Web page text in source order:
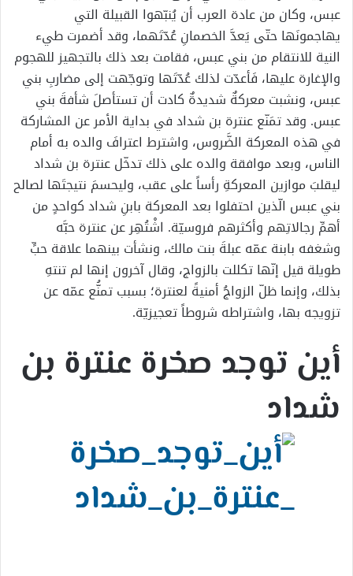
عبس، وكان من عادة العرب أن يُنبّهوا القبيلة التي
يهاجمونَها حتّى يَعدَّ الخصمانِ عُدّتَهما، وقد أضمرت طيء
النية للانتقام من بني عبس، فقامت بعد ذلك بالتجهيز للهجوم
والإغارة عليها، فَأعدّت لذلك عُدّتَها وتوجّهت إلى مضاربِ بني
عبس، ونشبت معركةٌ شديدةٌ كادت أن تستأصلَ شأفةَ بني
عبس. وقد تمَنّع عنترة بن شداد في بداية الأمر عن المشاركة
في هذه المعركة الضَّروس، واشترط اعترافَ والده به أمام
الناس، وبعد موافقة والده على ذلك تدخّل عنترة بن شداد
ليقلبَ موازين المعركةِ رأساً على عقب، وليحسمَ نتيجتَها لصالح
بني عبس الّذين احتفلوا بعد المعركة بابنِ شداد كواحدٍ من
أهمِّ رجالاتِهم وأكثرهم فروسيّة. اشْتُهِر عن عنترة حبَّه
وشغفه بابنة عمّه عبلةَ بنت مالك، ونشأت بينهما علاقة حبٍّ
طويلة قيل إنّها تكللت بالزواج، وقال آخرون إنها لم تنتهِ
بذلك، وإنما ظلّ الزواجُ أمنيةً لعنترة؛ بسبب تمنُّع عمّه عن
تزويجه بها، واشتراطه شروطاً تعجيزيّة.
أين توجد صخرة عنترة بن
شداد